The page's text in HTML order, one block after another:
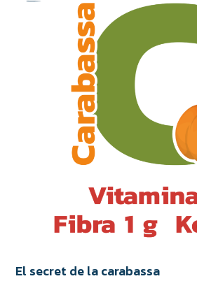
El secret de la carabassa